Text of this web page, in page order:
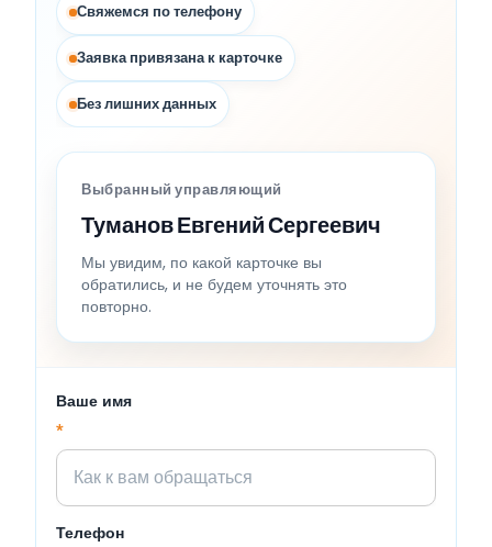
Свяжемся по телефону
Заявка привязана к карточке
Без лишних данных
Выбранный управляющий
Туманов Евгений Сергеевич
Мы увидим, по какой карточке вы
обратились, и не будем уточнять это
повторно.
Ваше имя
*
Телефон